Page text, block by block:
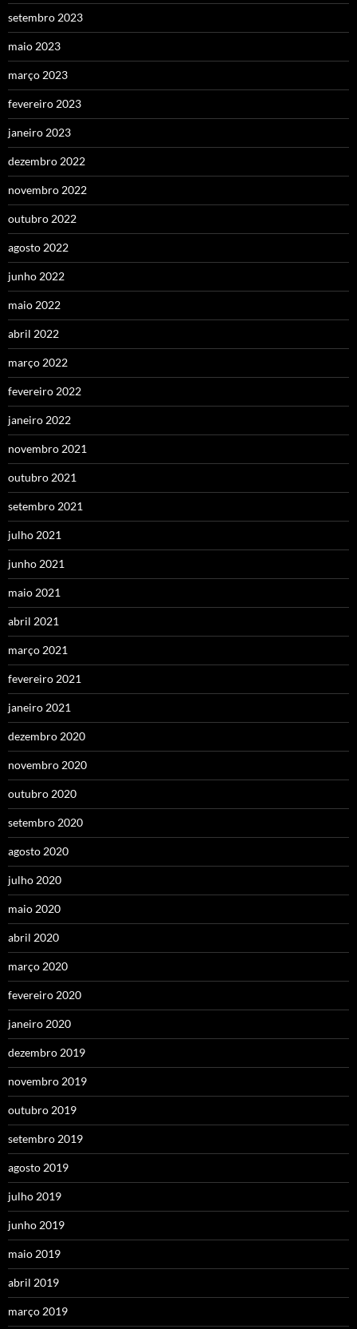
setembro 2023
maio 2023
março 2023
fevereiro 2023
janeiro 2023
dezembro 2022
novembro 2022
outubro 2022
agosto 2022
junho 2022
maio 2022
abril 2022
março 2022
fevereiro 2022
janeiro 2022
novembro 2021
outubro 2021
setembro 2021
julho 2021
junho 2021
maio 2021
abril 2021
março 2021
fevereiro 2021
janeiro 2021
dezembro 2020
novembro 2020
outubro 2020
setembro 2020
agosto 2020
julho 2020
maio 2020
abril 2020
março 2020
fevereiro 2020
janeiro 2020
dezembro 2019
novembro 2019
outubro 2019
setembro 2019
agosto 2019
julho 2019
junho 2019
maio 2019
abril 2019
março 2019